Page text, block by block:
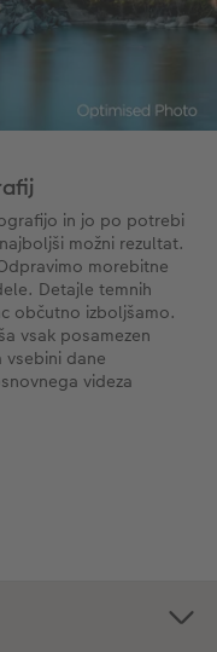
in jo po potrebi
možni rezultat.
morebitne
Detajle temnih
občutno izboljšamo.
vsak posamezen
dane
videza